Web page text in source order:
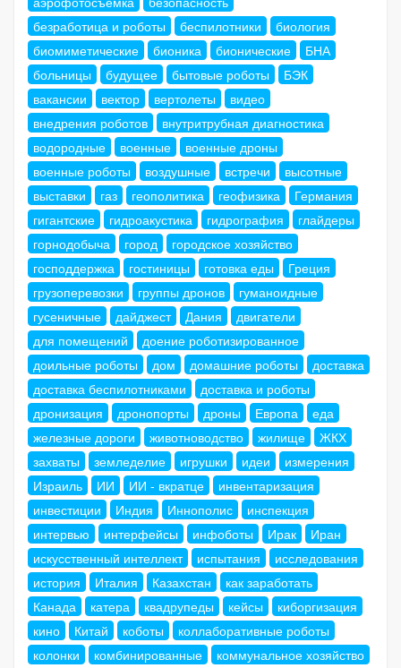
безработица и роботы
беспилотники
биология
биомиметические
бионика бионические
БНА
больницы
будущее бытовые роботы
БЭК
вакансии
вектор вертолеты
видео
внедрения роботов
внутритрубная диагностика
водородные
военные
военные дроны
военные роботы
воздушные встречи
высотные
выставки
газ геополитика геофизика
Германия
гигантские
гидроакустика гидрография
глайдеры
горнодобыча
город
городское хозяйство
господдержка
гостиницы готовка еды
Греция
грузоперевозки
группы дронов
гуманоидные
гусеничные
дайджест Дания
двигатели
для помещений
доение роботизированное
доильные роботы
дом домашние роботы
доставка
доставка беспилотниками
доставка и роботы
дронизация
дронопорты дроны Европа
еда
железные дороги
животноводство жилище
ЖКХ
захваты
земледелие игрушки идеи
измерения
Израиль
ИИ ИИ - вкратце
инвентаризация
инвестиции
Индия Иннополис
инспекция
интервью
интерфейсы инфоботы Ирак
Иран
искусственный интеллект
испытания
исследования
история
Италия Казахстан
как заработать
Канада
катера квадрупеды кейсы
киборгизация
кино
Китай коботы
коллаборативные роботы
колонки
комбинированные
коммунальное хозяйство